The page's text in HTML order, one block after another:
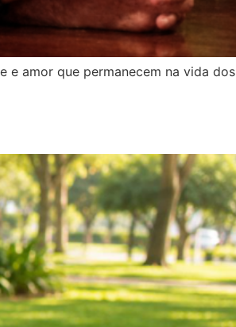
e amor que permanecem na vida dos